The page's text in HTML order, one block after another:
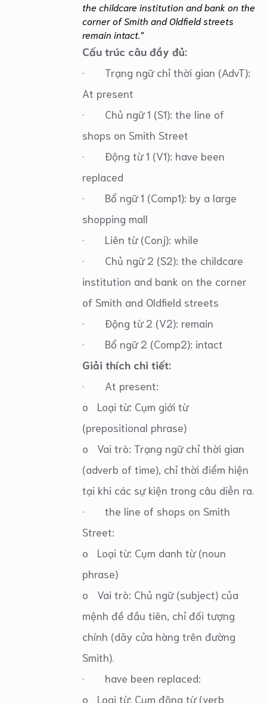
the childcare institution and bank on the
corner of Smith and Oldfield streets
remain intact.”
Cấu trúc câu đầy đủ:
· Trạng ngữ chỉ thời gian (AdvT):
At present
· Chủ ngữ 1 (S1): the line of
shops on Smith Street
· Động từ 1 (V1): have been
replaced
· Bổ ngữ 1 (Comp1): by a large
shopping mall
· Liên từ (Conj): while
· Chủ ngữ 2 (S2): the childcare
institution and bank on the corner
of Smith and Oldfield streets
· Động từ 2 (V2): remain
· Bổ ngữ 2 (Comp2): intact
Giải thích chi tiết:
· At present:
o Loại từ: Cụm giới từ
(prepositional phrase)
o Vai trò: Trạng ngữ chỉ thời gian
(adverb of time), chỉ thời điểm hiện
tại khi các sự kiện trong câu diễn ra.
· the line of shops on Smith
Street:
o Loại từ: Cụm danh từ (noun
phrase)
o Vai trò: Chủ ngữ (subject) của
mệnh đề đầu tiên, chỉ đối tượng
chính (dãy cửa hàng trên đường
Smith).
· have been replaced:
o Loại từ: Cụm động từ (verb